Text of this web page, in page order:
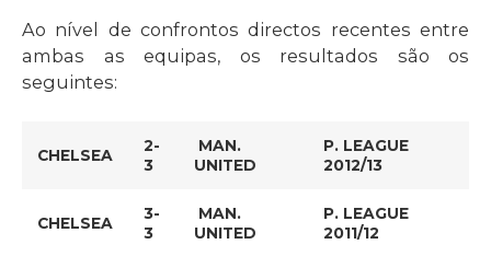
Ao nível de confrontos directos recentes entre
ambas as equipas, os resultados são os
seguintes:
CHELSEA
2-
3
MAN.
UNITED
P. LEAGUE
2012/13
CHELSEA
3-
3
MAN.
UNITED
P. LEAGUE
2011/12